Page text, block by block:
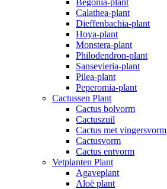
Begonia-plant
Calathea-plant
Dieffenbachia-plant
Hoya-plant
Monstera-plant
Philodendron-plant
Sansevieria-plant
Pilea-plant
Peperomia-plant
Cactussen Plant
Cactus bolvorm
Cactuszuil
Cactus met vingersvorm
Cactusvorm
Cactus entvorm
Vetplanten Plant
Agaveplant
Aloë plant